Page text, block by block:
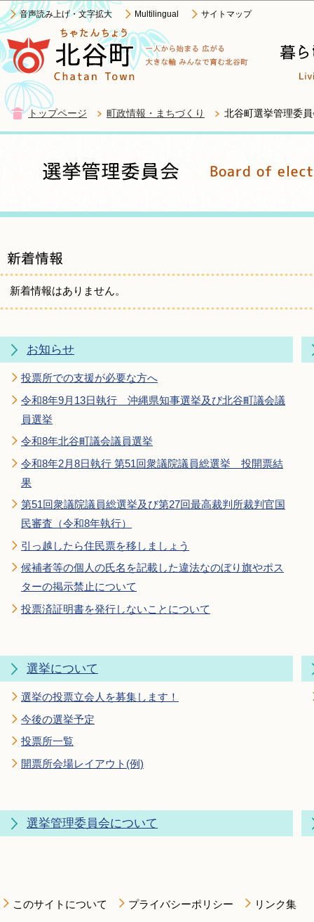
音声読み上げ・文字拡大 Multilingual サイトマップ
トップページ 町政情報・まちづくり 北谷町選挙管理委
新着情報はありません。
お知らせ
投票所での支援が必要な方へ
令和8年9月13日執行 沖縄県知事選挙及び北谷町議会議
員選挙
令和8年北谷町議会議員選挙
令和8年2月8日執行 第51回衆議院議員総選挙 投開票結
果
第51回衆議院議員総選挙及び第27回最高裁判所裁判官国
民審査（令和8年執行）
引っ越したら住民票を移しましょう
候補者等の個人の氏名を記載した違法なのぼり旗やポス
ターの掲示禁止について
投票済証明書を発行しないことについて
選挙について
選挙の投票立会人を募集します！
今後の選挙予定
投票所一覧
開票所会場レイアウト(例)
選挙管理委員会について
このサイトについて プライバシーポリシー リンク集